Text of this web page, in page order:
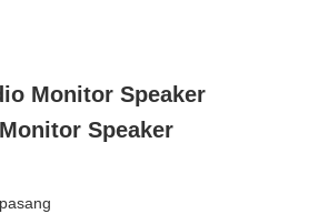
Monitor Speaker
Speaker